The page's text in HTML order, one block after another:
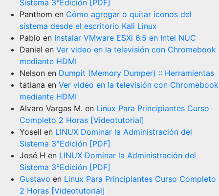
Sistema 3°Edición [PDF]
Panthom en Cómo agregar o quitar iconos del
sistema desde el escritorio Kali Linux
Pablo en Instalar VMware ESXi 6.5 en Intel NUC
Daniel en Ver video en la televisión con Chromebook
mediante HDMI
Nelson en Dumpit (Memory Dumper) :: Herramientas
tatiana en Ver video en la televisión con Chromebook
mediante HDMI
Alvaro Vargas M. en Linux Para Principiantes Curso
Completo 2 Horas [Videotutorial]
Yosell en LINUX Dominar la Administración del
Sistema 3°Edición [PDF]
José H en LINUX Dominar la Administración del
Sistema 3°Edición [PDF]
Gustavo en Linux Para Principiantes Curso Completo
2 Horas [Videotutorial]